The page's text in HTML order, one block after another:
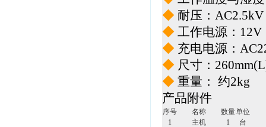
◆ 耐压：
◆ 工作电源：12V
◆ 充电电源：
◆ 尺寸：
◆ 重量： 约2kg
产品附件
序号 名称 数量单位
1
主机 1
台